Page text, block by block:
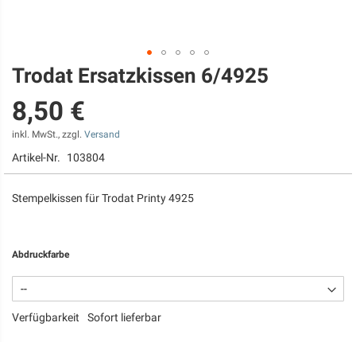
Zum
Anfang
der
Bildgalerie
springen
Trodat Ersatzkissen 6/4925
8,50 €
inkl. MwSt., zzgl. Versand
Artikel-Nr. 103804
Stempelkissen für Trodat Printy 4925
Abdruckfarbe
Verfügbarkeit Sofort lieferbar